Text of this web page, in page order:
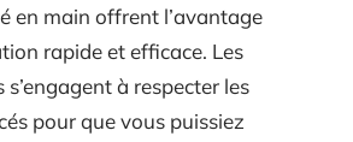
en main offrent l’avantage
rapide et efficace. Les
à respecter les
pour que vous puissiez